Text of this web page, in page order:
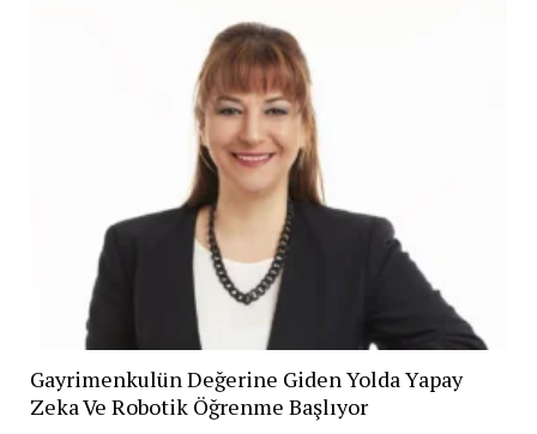
Gayrimenkulün Değerine Giden Yolda Yapay
Zeka Ve Robotik Öğrenme Başlıyor